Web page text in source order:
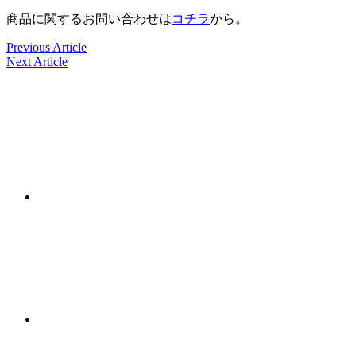
商品に関するお問い合わせはコチラから。
Previous Article
Next Article